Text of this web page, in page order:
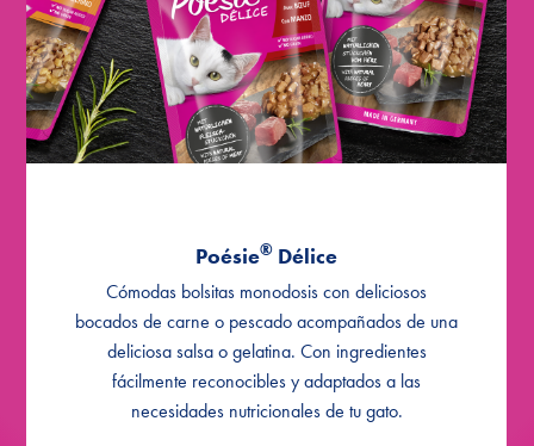
Poésie® Délice
Cómodas bolsitas monodosis con deliciosos
bocados de carne o pescado acompañados de una
deliciosa salsa o gelatina. Con ingredientes
fácilmente reconocibles y adaptados a las
necesidades nutricionales de tu gato.
Poésie
®
Délice con abadejo en salsa
Poésie
®
Délice con bacalao en salsa
Poésie
Délice con corazón en salsa
Délice Multipack en salsa
Poésie
®
Délice Multipack en salsa
Selección de Pescado
Poésie
Délice multipack en gelatina